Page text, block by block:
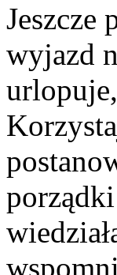
Jeszcze
wyjazd